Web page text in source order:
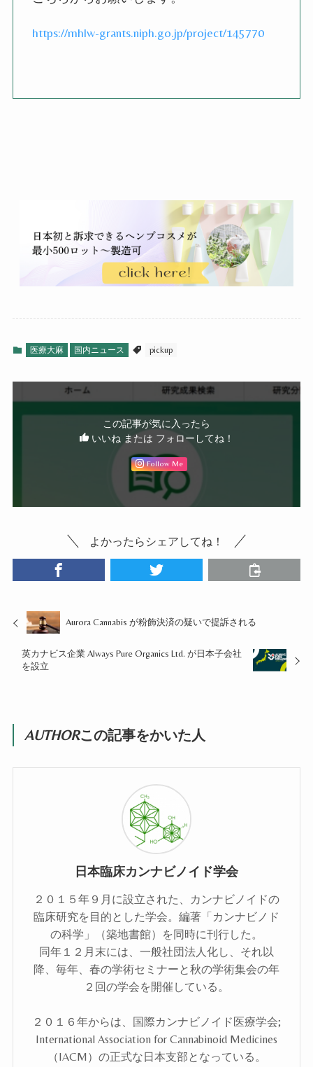
https://mhlw-grants.niph.go.jp/project/145770
医療大麻 国内ニュース pickup
この記事が気に入ったら
いいね または フォローしてね！
Follow Me
よかったらシェアしてね！
Aurora Cannabis が粉飾決済の疑いで提訴される
英カナビス企業 Always Pure Organics Ltd. が日本子会社
を設立
AUTHORこの記事をかいた人
日本臨床カンナビノイド学会
２０１５年９月に設立された、カンナビノイドの
臨床研究を目的とした学会。編著「カンナビノド
の科学」（築地書館）を同時に刊行した。
同年１２月末には、一般社団法人化し、それ以
降、毎年、春の学術セミナーと秋の学術集会の年
２回の学会を開催している。
２０１６年からは、国際カンナビノイド医療学会;
International Association for Cannabinoid Medicines
（IACM）の正式な日本支部となっている。